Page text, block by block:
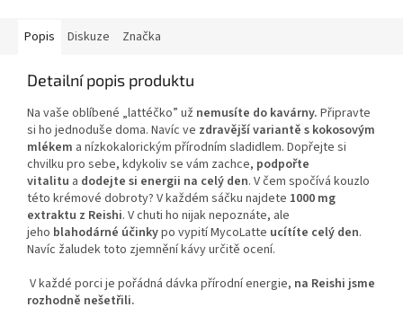
Popis Diskuze Značka
Detailní popis produktu
Na vaše oblíbené „lattéčko” už nemusíte do kavárny. Připravte
si ho jednoduše doma. Navíc ve zdravější variantě s kokosovým
mlékem a nízkokalorickým přírodním sladidlem. Dopřejte si
chvilku pro sebe, kdykoliv se vám zachce, podpořte
vitalitu a dodejte si energii na celý den. V čem spočívá kouzlo
této krémové dobroty? V každém sáčku najdete 1000 mg
extraktu z Reishi. V chuti ho nijak nepoznáte, ale
jeho blahodárné účinkypo vypití MycoLatte ucítíte celý den.
Navíc žaludek toto zjemnění kávy určitě ocení.
V každé porci je pořádná dávka přírodní energie, na Reishi jsme
rozhodně nešetřili.